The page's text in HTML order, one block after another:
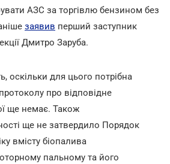
АЗС за торгівлю бензином без
заявив перший заступник
Дмитро Заруба.
оскільки для цього потрібна
про відповідне
ще немає. Також
ще не затвердило Порядок
вмісту біопалива
пальному та його